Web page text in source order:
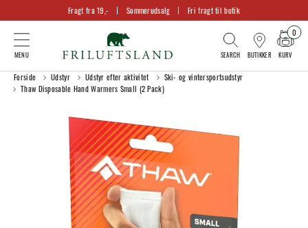
Fragt fra 19,- Sommerudsalg Fri fragt til butik
BUTIKKER KURV
0
Forside Udstyr Udstyr efter aktivitet
Ski- og vintersportsudstyr
Thaw Disposable Hand Warmers Small (2 Pack)